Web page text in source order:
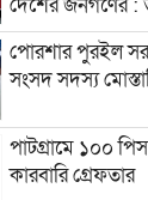
দেশের জনগণের :
পোরশার পুরইল
সংসদ সদস্য
পাটগ্রামে ১০০
কারবারি গ্রেফতার